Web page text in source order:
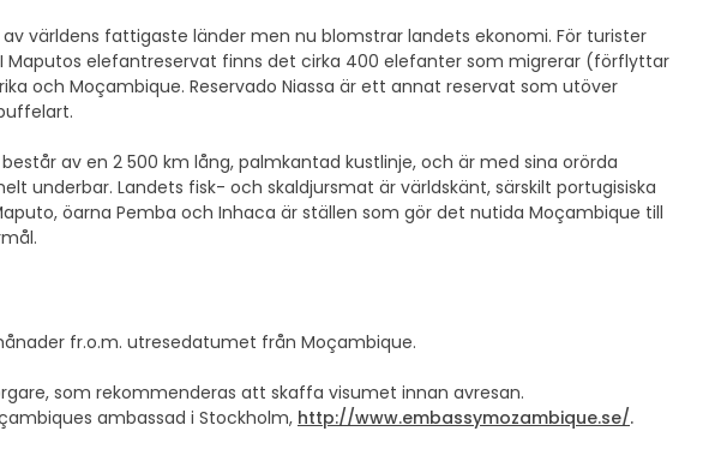
världens fattigaste länder men nu blomstrar landets ekonomi. För turister
elefantreservat finns det cirka 400 elefanter som migrerar (förflyttar
och Moçambique. Reservado Niassa är ett annat reservat som utöver
av en 2 500 km lång, palmkantad kustlinje, och är med sina orörda
underbar. Landets fisk- och skaldjursmat är världskänt, särskilt portugisiska
öarna Pemba och Inhaca är ställen som gör det nutida Moçambique till
fr.o.m. utresedatumet från Moçambique.
som rekommenderas att skaffa visumet innan avresan.
ambassad i Stockholm, http://www.embassymozambique.se/.